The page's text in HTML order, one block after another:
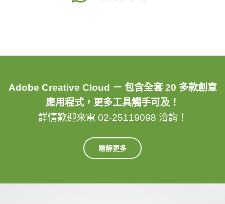
Adobe Creative Cloud － 包含全套 20 多款創意
應用程式，更多工具觸手可及！
詳情歡迎來電 02-25119098 洽詢！
瞭解更多